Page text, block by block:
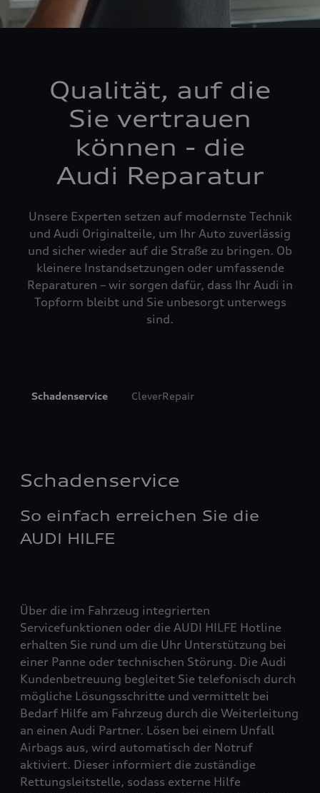
Qualität, auf die
Sie vertrauen
können - die
Audi Reparatur
Unsere Experten setzen auf modernste Technik
und Audi Originalteile, um Ihr Auto zuverlässig
und sicher wieder auf die Straße zu bringen. Ob
kleinere Instandsetzungen oder umfassende
Reparaturen – wir sorgen dafür, dass Ihr Audi in
Topform bleibt und Sie unbesorgt unterwegs
sind.
Schadenservice CleverRepair
Schadenservice
So einfach erreichen Sie die
AUDI HILFE
Über die im Fahrzeug integrierten
Servicefunktionen oder die AUDI HILFE Hotline
erhalten Sie rund um die Uhr Unterstützung bei
einer Panne oder technischen Störung. Die Audi
Kundenbetreuung begleitet Sie telefonisch durch
mögliche Lösungsschritte und vermittelt bei
Bedarf Hilfe am Fahrzeug durch die Weiterleitung
an einen Audi Partner. Lösen bei einem Unfall
Airbags aus, wird automatisch der Notruf
aktiviert. Dieser informiert die zuständige
Rettungsleitstelle, sodass externe Hilfe